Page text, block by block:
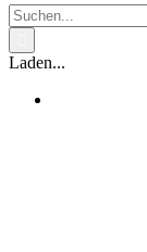
Suche
nach:
Laden...